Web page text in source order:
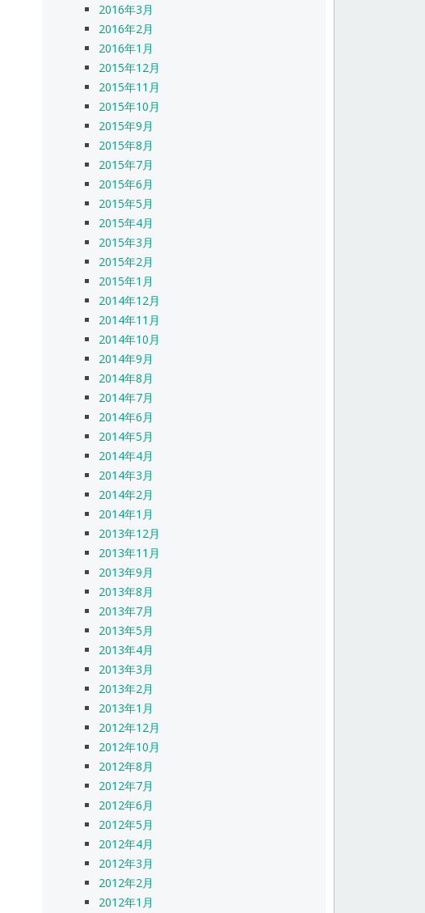
2016年3月
2016年2月
2016年1月
2015年12月
2015年11月
2015年10月
2015年9月
2015年8月
2015年7月
2015年6月
2015年5月
2015年4月
2015年3月
2015年2月
2015年1月
2014年12月
2014年11月
2014年10月
2014年9月
2014年8月
2014年7月
2014年6月
2014年5月
2014年4月
2014年3月
2014年2月
2014年1月
2013年12月
2013年11月
2013年9月
2013年8月
2013年7月
2013年5月
2013年4月
2013年3月
2013年2月
2013年1月
2012年12月
2012年10月
2012年8月
2012年7月
2012年6月
2012年5月
2012年4月
2012年3月
2012年2月
2012年1月